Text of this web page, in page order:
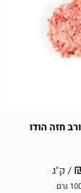
חזה הודו
/ ק"ג